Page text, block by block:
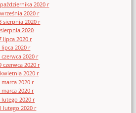
2020 r
2020 r
sierpnia 2020 r
2020
lipca 2020 r
lipca 2020 r
2020 r
czerwca 2020 r
2020 r
2020 r
2020 r
lutego 2020 r
lutego 2020 r